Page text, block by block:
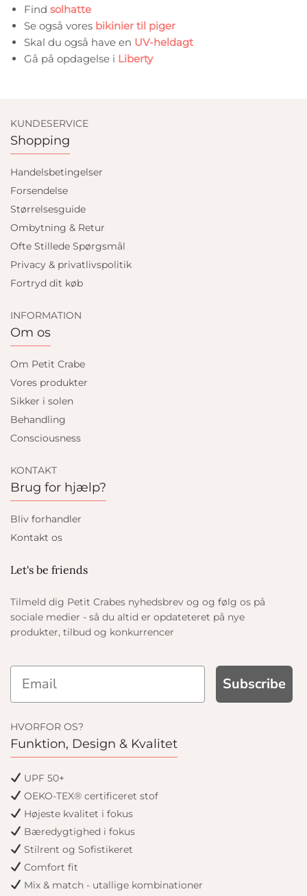
Find solhatte
Se også vores bikinier til piger
Skal du også have en UV-heldagt
Gå på opdagelse i Liberty
KUNDESERVICE
Shopping
Handelsbetingelser
Forsendelse
Størrelsesguide
Ombytning & Retur
Ofte Stillede Spørgsmål
Privacy & privatlivspolitik
Fortryd dit køb
INFORMATION
Om os
Om Petit Crabe
Vores produkter
Sikker i solen
Behandling
Consciousness
KONTAKT
Brug for hjælp?
Bliv forhandler
Kontakt os
Let's be friends
Tilmeld dig Petit Crabes nyhedsbrev og og følg os på
sociale medier - så du altid er opdateteret på nye
produkter, tilbud og konkurrencer
Subscribe
HVORFOR OS?
Funktion, Design & Kvalitet
UPF 50+
OEKO-TEX® certificeret stof
Højeste kvalitet i fokus
Bæredygtighed i fokus
Stilrent og Sofistikeret
Comfort fit
Mix & match - utallige kombinationer